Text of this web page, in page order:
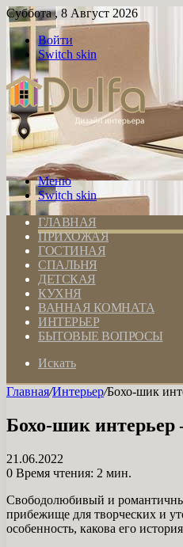
Суббота , 8 Август 2026
Войти
Switch skin
Меню
Switch skin
ГЛАВНАЯ
ПРИХОЖАЯ
ГОСТИНАЯ
СПАЛЬНЯ
ДЕТСКАЯ
КУХНЯ
ВАННАЯ КОМНАТА
ИНТЕРЬЕР
БЫТОВЫЕ ВОПРОСЫ
Искать
Главная/Интерьер/Бохо-шик
Бохо-шик
21.06.2022
0 Время чтения: 2 мин.
Свободолюбивый и
прибежище для творческих и
особенность, какова его